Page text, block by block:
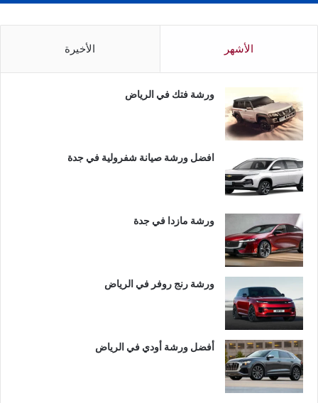
الأشهر الأخيرة
ورشة فتك في الرياض
افضل ورشة صيانة شفرولية في جدة
ورشة مازدا في جدة
ورشة رنج روفر في الرياض
أفضل ورشة أودي في الرياض